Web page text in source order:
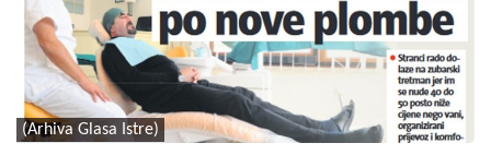
(Arhiva Glasa Istre)